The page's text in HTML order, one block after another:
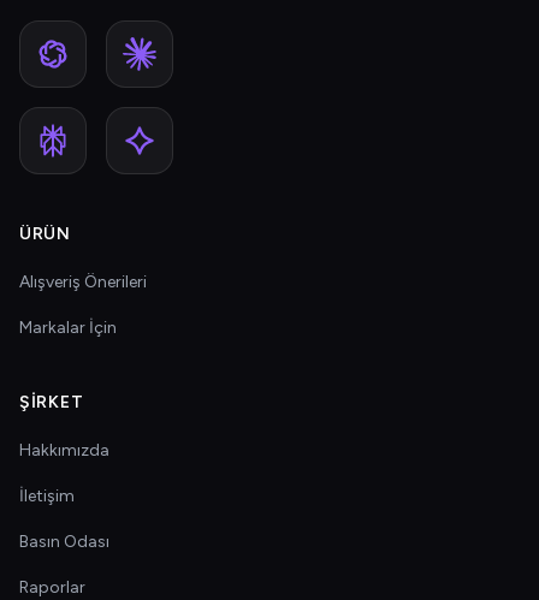
ÜRÜN
Alışveriş Önerileri
Markalar İçin
ŞIRKET
Hakkımızda
İletişim
Basın Odası
Raporlar